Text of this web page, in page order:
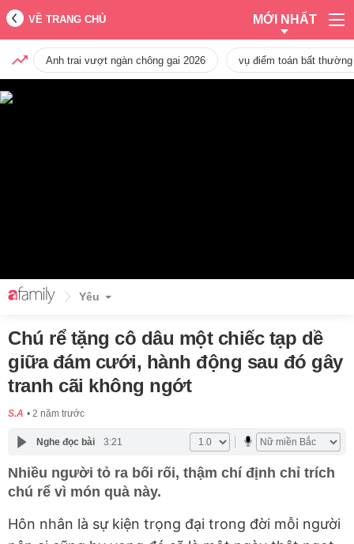
VỀ TRANG CHỦ MỚI NHẤT
Anh trai vượt ngàn chông gai 2026 vụ điểm toán bất
Yêu
Chú rể tặng cô dâu một chiếc tạp dề
giữa đám cưới, hành động sau đó gây
tranh cãi không ngớt
S.A 2 năm trước
Nghe đọc bài 3:21
Nhiều người tỏ ra bối rối, thậm chí định chỉ trích
chú rể vì món quà này.
Hôn nhân là sự kiện trọng đại trong đời mỗi người